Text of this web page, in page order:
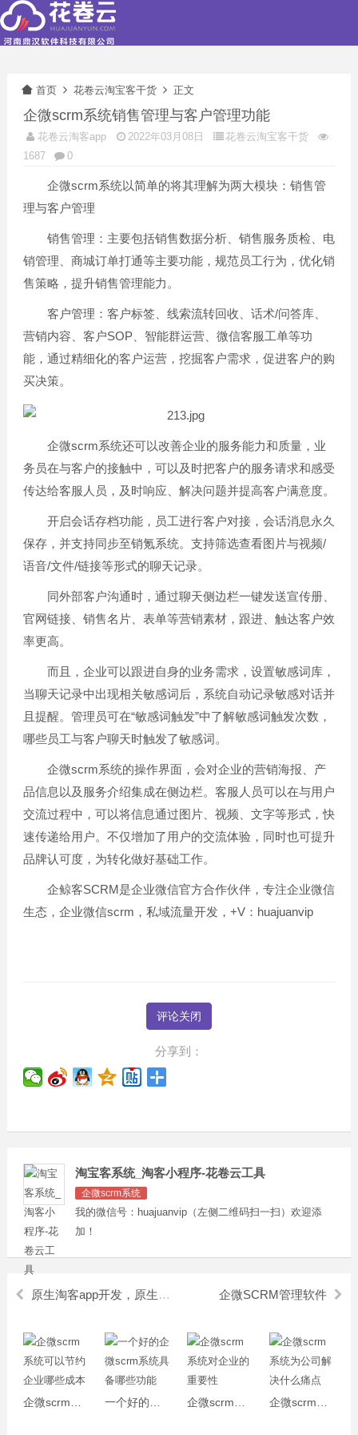
首页 花卷云淘宝客干货 正文
企微scrm系统销售管理与客户管理功能
花卷云淘客app 2022年03月08日
花卷云淘宝客干货
1687
0
企微scrm系统以简单的将其理解为两大模块：销售管
理与客户管理
销售管理：主要包括销售数据分析、销售服务质检、电
销管理、商城订单打通等主要功能，规范员工行为，优化销
售策略，提升销售管理能力。
客户管理：客户标签、线索流转回收、话术/问答库、
营销内容、客户SOP、智能群运营、微信客服工单等功
能，通过精细化的客户运营，挖掘客户需求，促进客户的购
买决策。
企微scrm系统还可以改善企业的服务能力和质量，业
务员在与客户的接触中，可以及时把客户的服务请求和感受
传达给客服人员，及时响应、解决问题并提高客户满意度。
开启会话存档功能，员工进行客户对接，会话消息永久
保存，并支持同步至销氪系统。支持筛选查看图片与视频/
语音/文件/链接等形式的聊天记录。
同外部客户沟通时，通过聊天侧边栏一键发送宣传册、
官网链接、销售名片、表单等营销素材，跟进、触达客户效
率更高。
而且，企业可以跟进自身的业务需求，设置敏感词库，
当聊天记录中出现相关敏感词后，系统自动记录敏感对话并
且提醒。管理员可在“敏感词触发”中了解敏感词触发次数，
哪些员工与客户聊天时触发了敏感词。
企微scrm系统的操作界面，会对企业的营销海报、产
品信息以及服务介绍集成在侧边栏。客服人员可以在与用户
交流过程中，可以将信息通过图片、视频、文字等形式，快
速传递给用户。不仅增加了用户的交流体验，同时也可提升
品牌认可度，为转化做好基础工作。
企鲸客SCRM是企业微信官方合作伙伴，专注企业微信
生态，企业微信scrm，私域流量开发，+V：huajuanvip
评论关闭
分享到：
淘宝客系统_淘客小程序-花卷云工具
企微scrm系统
我的微信号：huajuanvip（左侧二维码扫一扫）欢迎添
加！
原生淘客app开发，原生淘客app系统开发 企微SCRM管理软件